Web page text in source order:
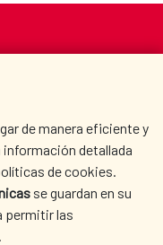
de manera eficiente y
detallada
de cookies.
se guardan en su
permitir las
DO WE COOPERATE?
PRESS ROOM